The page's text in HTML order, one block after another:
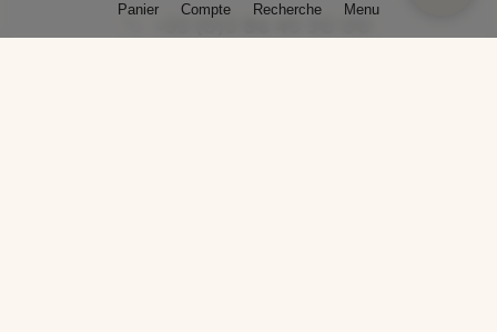
+33 (0)3 86 45 50 00
Panier Compte Recherche Menu